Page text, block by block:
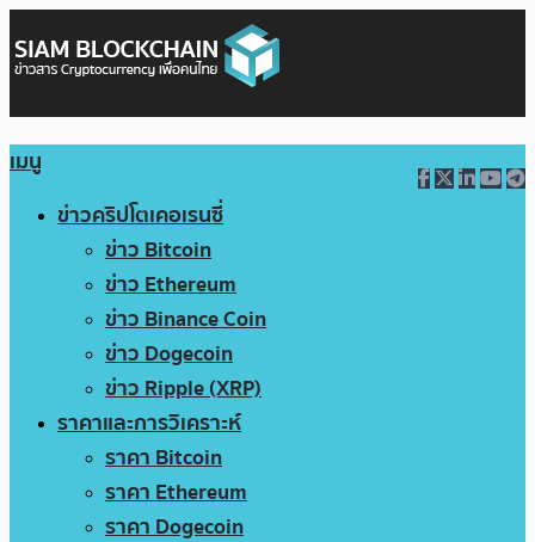
เมนู
ข่าวคริปโตเคอเรนซี่
ข่าว Bitcoin
ข่าว Ethereum
ข่าว Binance Coin
ข่าว Dogecoin
ข่าว Ripple (XRP)
ราคาและการวิเคราะห์
ราคา Bitcoin
ราคา Ethereum
ราคา Dogecoin